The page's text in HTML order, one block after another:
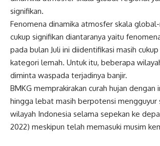
signifikan.
Fenomena dinamika atmosfer skala
cukup signifikan diantaranya yaitu
pada bulan Juli ini diidentifikasi masih
kategori lemah. Untuk itu, beberapa
diminta waspada terjadinya banjir.
BMKG memprakirakan curah hujan dengan
hingga lebat masih berpotensi mengguyur
wilayah Indonesia selama sepekan ke
2022) meskipun telah memasuki musim